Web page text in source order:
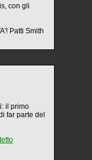
con gli
Patti Smith
il primo
far parte del